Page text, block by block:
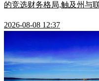
的竞选财务格局,触及州与
2026-08-08 12:37